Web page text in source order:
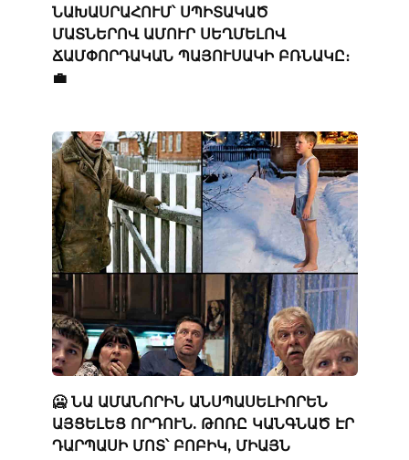
ՆԱԽԱՍՐԱՀՈՒՄ՝ ՍՊԻՏԱԿԱԾ
ՄԱՏՆԵՐՈՎ ԱՄՈՒՐ ՍԵՂՄԵԼՈՎ
ՃԱՄՓՈՐԴԱԿԱՆ ՊԱՅՈՒՍԱԿԻ ԲՌՆԱԿԸ։
💼
🥶 ՆԱ ԱՄԱՆՈՐԻՆ ԱՆՍՊԱՍԵԼԻՈՐԵՆ
ԱՅՑԵԼԵՑ ՈՐԴՈՒՆ. ԹՈՌԸ ԿԱՆԳՆԱԾ ԷՐ
ԴԱՐՊԱՍԻ ՄՈՏ՝ ԲՈԲԻԿ, ՄԻԱՅՆ